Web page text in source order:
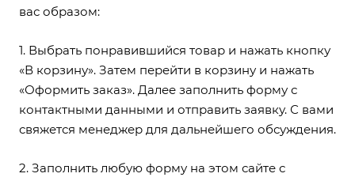
вас образом:
1. Выбрать понравившийся товар и нажать кнопку
«В корзину». Затем перейти в корзину и нажать
«Оформить заказ». Далее заполнить форму с
контактными данными и отправить заявку. С вами
свяжется менеджер для дальнейшего обсуждения.
2. Заполнить любую форму на этом сайте с